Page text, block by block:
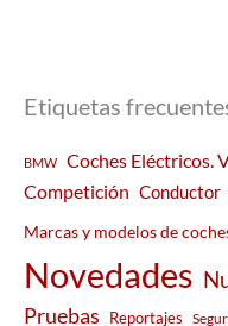
Etiquetas
BMW
Coches Eléctricos.
Competición Conductor
Marcas y modelos de
Novedades
Pruebas Reportajes